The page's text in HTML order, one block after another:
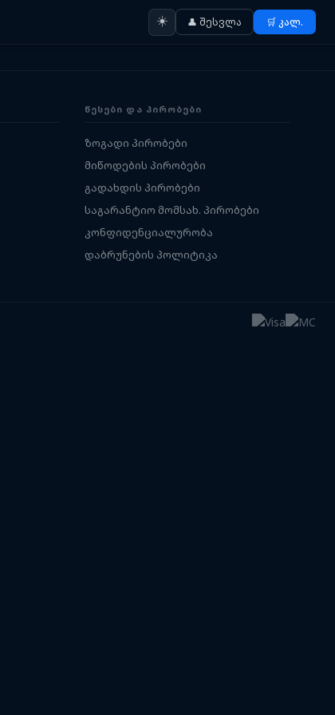
☀️ 👤 შესვლა 🛒 კალ.
ᲬᲔᲡᲔᲑᲘ ᲓᲐ ᲞᲘᲠᲝᲑᲔᲑᲘ
ზოგადი პირობები
მიწოდების პირობები
გადახდის პირობები
საგარანტიო მომსახ. პირობები
კონფიდენციალურობა
დაბრუნების პოლიტიკა